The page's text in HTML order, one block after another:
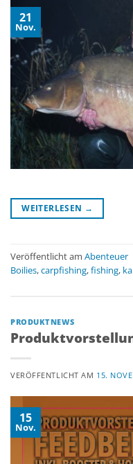
21
Nov.
WEITERLESEN →
Veröffentlicht am Abenteuer
Boilies,carpfishing,fishing,
PRODUKTNEWS
VERÖFFENTLICHT AM 15.
15
Nov.